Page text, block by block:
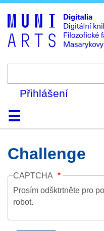
Přihlášení
DomůKolekce
Prohlížení
Vyhledávání
O
Challenge
CAPTCHA
Prosím odšktrtněte pro
robot.